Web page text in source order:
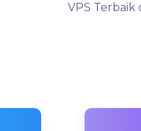
VPS Terbaik